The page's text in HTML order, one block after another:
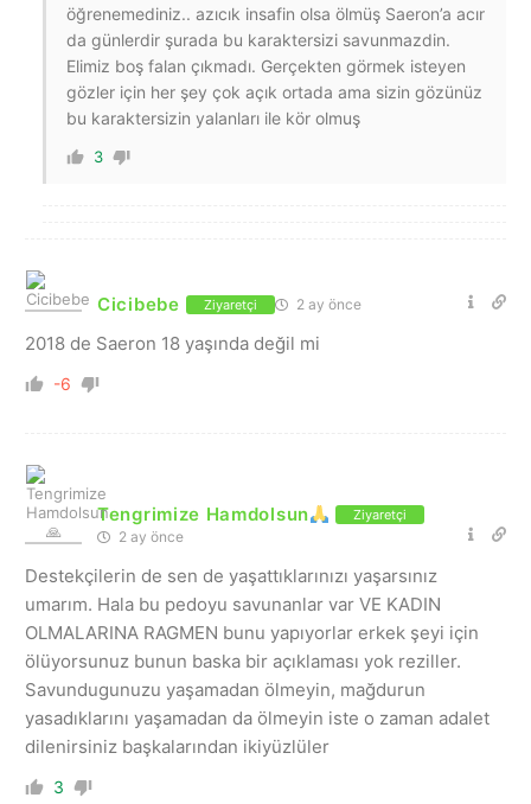
öğrenemediniz.. azıcık insafin olsa ölmüş Saeron’a acır
da günlerdir şurada bu karaktersizi savunmazdin.
Elimiz boş falan çıkmadı. Gerçekten görmek isteyen
gözler için her şey çok açık ortada ama sizin gözünüz
bu karaktersizin yalanları ile kör olmuş
3
Cicibebe Ziyaretçi 2 ay önce
2018 de Saeron 18 yaşında değil mi
-6
Tengrimize Hamdolsun Ziyaretçi
2 ay önce
Destekçilerin de sen de yaşattıklarınızı yaşarsınız
umarım. Hala bu pedoyu savunanlar var VE KADIN
OLMALARINA RAGMEN bunu yapıyorlar erkek şeyi için
ölüyorsunuz bunun baska bir açıklaması yok reziller.
Savundugunuzu yaşamadan ölmeyin, mağdurun
yasadıklarını yaşamadan da ölmeyin iste o zaman adalet
dilenirsiniz başkalarından ikiyüzlüler
3